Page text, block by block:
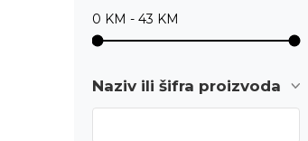
Naziv ili šifra proizvoda